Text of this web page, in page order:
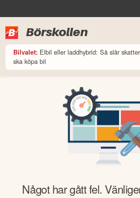
Börskollen
Bilvalet: Elbil eller laddhybrid: Så slår
ska köpa bil
Något har gått fel.